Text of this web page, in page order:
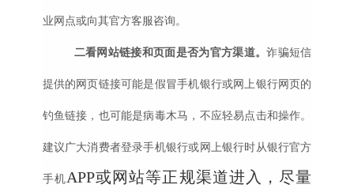
业网点或向其官方客服咨询。
二看网站链接和页面是否为官方渠道。诈骗短信
提供的网页链接可能是假冒手机银行或网上银行网页的
钓鱼链接，也可能是病毒木马，不应轻易点击和操作。
建议广大消费者登录手机银行或网上银行时从银行官方
手机 APP或网站等正规渠道进入，尽量